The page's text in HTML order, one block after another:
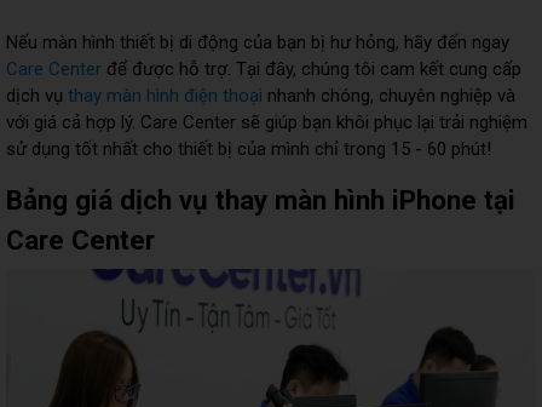
Nếu màn hình thiết bị di động của bạn bị hư hỏng, hãy đến ngay
Care Center để được hỗ trợ. Tại đây, chúng tôi cam kết cung cấp
dịch vụ thay màn hình điện thoại nhanh chóng, chuyên nghiệp và
với giá cả hợp lý. Care Center sẽ giúp bạn khôi phục lại trải nghiệm
sử dụng tốt nhất cho thiết bị của mình chỉ trong 15 - 60 phút!
Bảng giá dịch vụ thay màn hình iPhone tại
Care Center